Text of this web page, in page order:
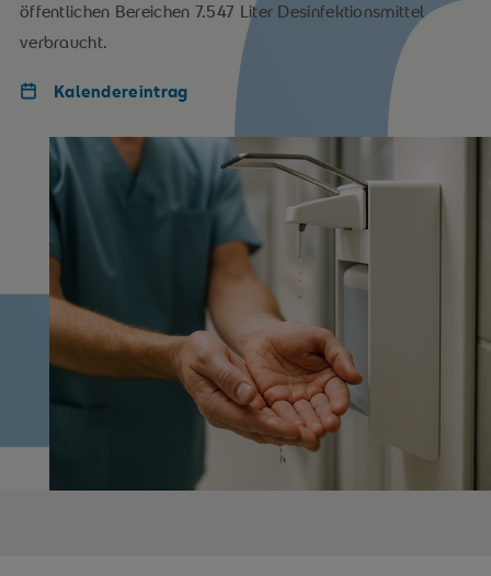
öffentlichen Bereichen 7.547 Liter Desinfektionsmittel
verbraucht.
Kalendereintrag